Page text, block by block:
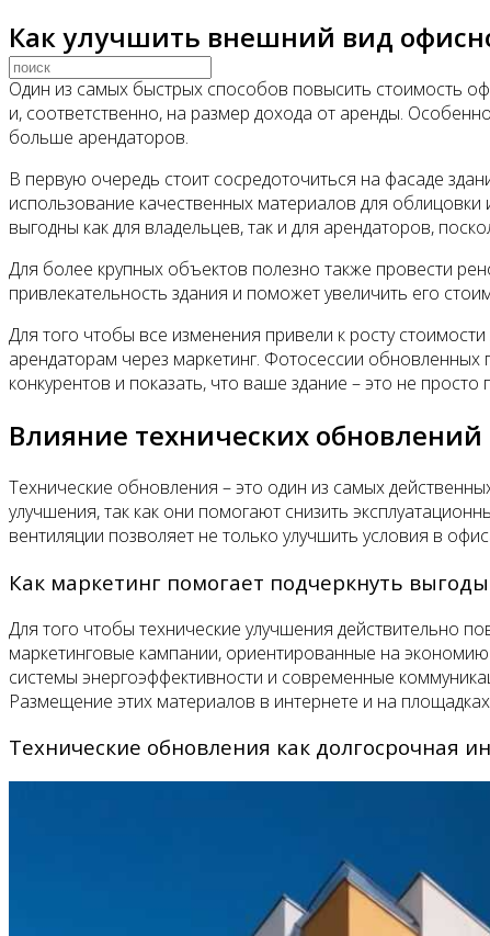
Как улучшить внешний вид
Один из самых быстрых способов повысить стоимость
и, соответственно, на размер дохода от аренды.
больше арендаторов.
В первую очередь стоит сосредоточиться на фасаде
использование качественных материалов для
выгодны как для владельцев, так и для арендаторов,
Для более крупных объектов полезно также провести
привлекательность здания и поможет увеличить его
Для того чтобы все изменения привели к росту
арендаторам через маркетинг. Фотосессии
конкурентов и показать, что ваше здание – это не
Влияние технических
Технические обновления – это один из самых
улучшения, так как они помогают снизить
вентиляции позволяет не только улучшить условия в
Как маркетинг помогает подчеркнуть
Для того чтобы технические улучшения действительно
маркетинговые кампании, ориентированные на
системы энергоэффективности и современные
Размещение этих материалов в интернете и на
Технические обновления как долгосрочная